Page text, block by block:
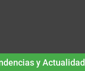
y Actualidad